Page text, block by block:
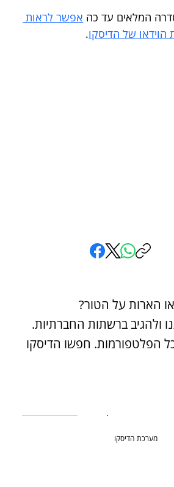
המלאים עד כה אפשר לראות
הוידאו של הדיסקו.
הארות על הטור?
ולהגיב ברשתות החברתיות.
הפלטפורמות. חפשו הדיסקו
מערכת הדיסקו